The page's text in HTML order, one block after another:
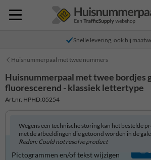
Snelle levering, ook bij
Huisnummerpaal met twee nummers
Huisnummerpaal met twee bordjes
fluorescerend - klassiek lettertype
Art.nr. HPHD.05254
Wegens een technische storing kan het bestelde
met de afbeeldingen die getoond worden in de
Reden: Could not resolve product
Product zelf aanpassen?
Pictogrammen en/of tekst wijzigen